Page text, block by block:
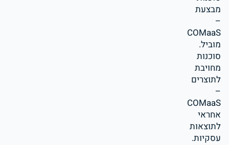
מבצעת
–
COMaaS
מוביל.
סוכנות
מחויבת
לתוצרים
–
COMaaS
אחראי
לתוצאות
עסקיות.